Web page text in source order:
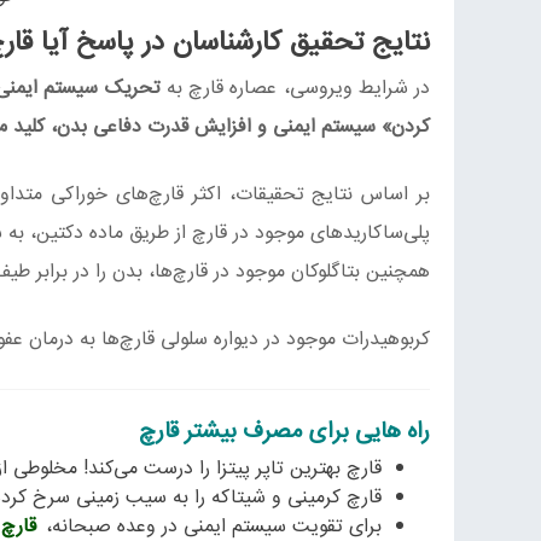
نتایج تحقیق کارشناسان در پاسخ
در شرایط ویروسی، عصاره قارچ بهتحریک سیستم
کردن» سیستم ایمنی و افزایش قدرت دفاعی بدن، کلید
بر اساس نتایج تحقیقات، اکثر قارچ‌های خوراکی
پلی‌ساکاریدهای موجود در قارچ از طریق ماده دکتین،
همچنین بتاگلوکان موجود در قارچ‌ها، بدن را در
کربوهیدرات موجود در دیواره سلولی قارچ‌ها به درمان
راه هایی برای مصرف بیشتر قارچ
قارچ بهترین تاپر پیتزا را درست می‌کند! مخلوطی
قارچ کرمینی و شیتاکه را به سیب زمینی سرخ
برای تقویت سیستم ایمنی در وعده صبحانه،